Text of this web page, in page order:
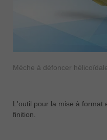
Mèche à défoncer
L'outil pour la mise à format
finition.